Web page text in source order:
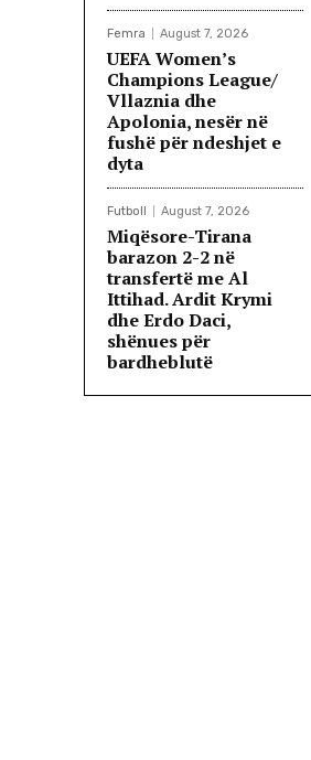
Femra August 7, 2026
UEFA Women’s
Champions League/
Vllaznia dhe
Apolonia, nesër në
fushë për ndeshjet e
dyta
Futboll August 7, 2026
Miqësore-Tirana
barazon 2-2 në
transfertë me Al
Ittihad. Ardit Krymi
dhe Erdo Daci,
shënues për
bardheblutë